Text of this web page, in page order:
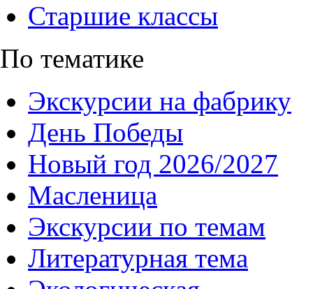
Старшие классы
По тематике
Экскурсии на фабрику
День Победы
Новый год 2026/2027
Масленица
Экскурсии по темам
Литературная тема